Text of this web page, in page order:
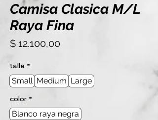
Camisa Clasica M/L
Raya Fina
$ 12.100,00Precio
talle *
Small Medium Large
color *
Blanco raya negra